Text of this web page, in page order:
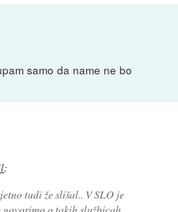
samo da name ne bo
:
tudi že slišal.. V SLO je